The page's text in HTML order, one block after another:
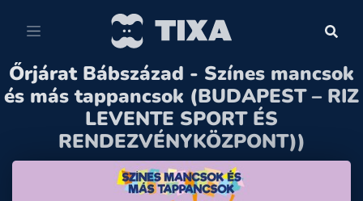
Őrjárat Bábszázad - Színes mancsok
és más tappancsok (BUDAPEST – RIZ
LEVENTE SPORT ÉS
RENDEZVÉNYKÖZPONT))